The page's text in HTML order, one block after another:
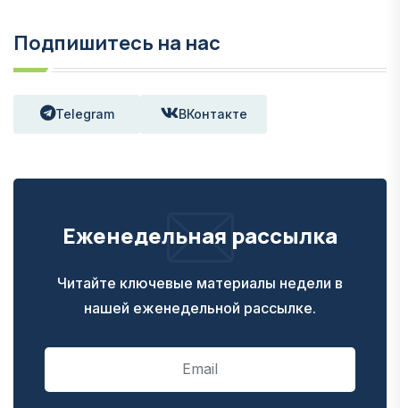
Подпишитесь на нас
Telegram ВКонтакте
Еженедельная рассылка
Читайте ключевые материалы недели в
нашей еженедельной рассылке.